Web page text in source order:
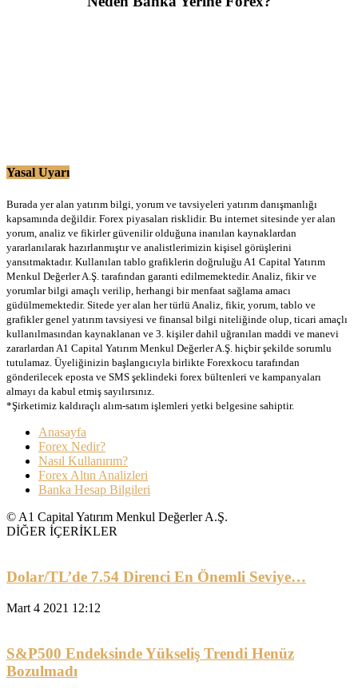
Yasal Uyarı
Burada yer alan yatırım bilgi, yorum ve tavsiyeleri yatırım danışmanlığı
kapsamında değildir. Forex piyasaları risklidir. Bu internet sitesinde yer alan
yorum, analiz ve fikirler güvenilir olduğuna inanılan kaynaklardan
yararlanılarak hazırlanmıştır ve analistlerimizin kişisel görüşlerini
yansıtmaktadır. Kullanılan tablo grafiklerin doğruluğu A1 Capital Yatırım
Menkul Değerler A.Ş. tarafından garanti edilmemektedir. Analiz, fikir ve
yorumlar bilgi amaçlı verilip, herhangi bir menfaat sağlama amacı
güdülmemektedir. Sitede yer alan her türlü Analiz, fikir, yorum, tablo ve
grafikler genel yatırım tavsiyesi ve finansal bilgi niteliğinde olup, ticari amaçlı
kullanılmasından kaynaklanan ve 3. kişiler dahil uğranılan maddi ve manevi
zararlardan A1 Capital Yatırım Menkul Değerler A.Ş. hiçbir şekilde sorumlu
tutulamaz. Üyeliğinizin başlangıcıyla birlikte Forexkocu tarafından
gönderilecek eposta ve SMS şeklindeki forex bültenleri ve kampanyaları
almayı da kabul etmiş sayılırsınız.
*Şirketimiz kaldıraçlı alım-satım işlemleri yetki belgesine sahiptir.
Anasayfa
Forex Nedir?
Nasıl Kullanırım?
Forex Altın Analizleri
Banka Hesap Bilgileri
© A1 Capital Yatırım Menkul Değerler A.Ş.
DİĞER İÇERİKLER
Dolar/TL’de 7.54 Direnci En Önemli Seviye…
Mart 4 2021 12:12
S&P500 Endeksinde Yükseliş Trendi Henüz
Bozulmadı